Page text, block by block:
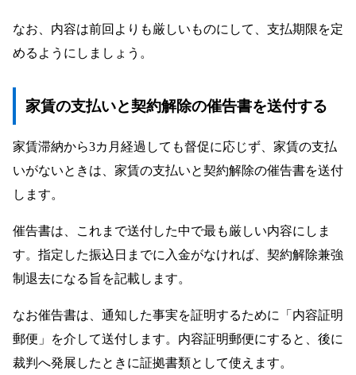
なお、内容は前回よりも厳しいものにして、支払期限を定
めるようにしましょう。
家賃の支払いと契約解除の催告書を送付する
家賃滞納から3カ月経過しても督促に応じず、家賃の支払
いがないときは、家賃の支払いと契約解除の催告書を送付
します。
催告書は、これまで送付した中で最も厳しい内容にしま
す。指定した振込日までに入金がなければ、契約解除兼強
制退去になる旨を記載します。
なお催告書は、通知した事実を証明するために「内容証明
郵便」を介して送付します。内容証明郵便にすると、後に
裁判へ発展したときに証拠書類として使えます。